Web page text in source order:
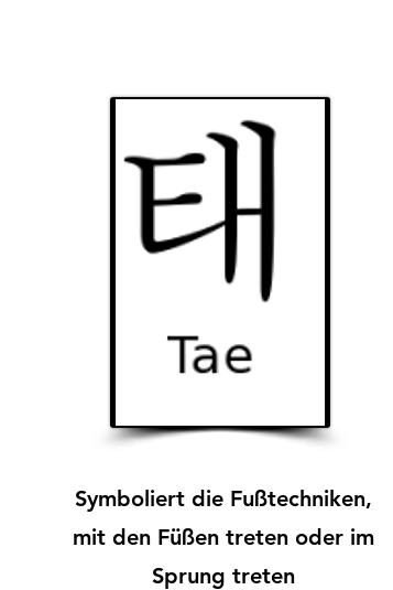
Symboliert die Fußtechniken,
mit den Füßen treten oder im
Sprung treten